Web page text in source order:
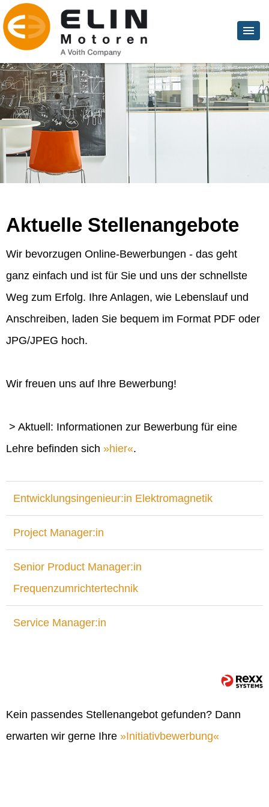
Aktuelle Stellenangebote
Wir bevorzugen Online-Bewerbungen - das geht
ganz einfach und ist für Sie und uns der schnellste
Weg zum Erfolg. Ihre Anlagen, wie Lebenslauf und
Anschreiben, laden Sie bequem im Format PDF oder
JPG/JPEG hoch.
Wir freuen uns auf Ihre Bewerbung!
> Aktuell: Informationen zur Bewerbung für eine
Lehre befinden sich
hier .
Entwicklungsingenieur:in Elektromagnetik
Project Manager:in
Senior Product Manager:in
Frequenzumrichtertechnik
Service Manager:in
Kein passendes Stellenangebot gefunden? Dann
erwarten wir gerne Ihre
Initiativbewerbung